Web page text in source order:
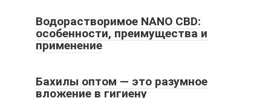
Водорастворимое NANO CBD:
особенности, преимущества и
применение
Бахилы оптом — это разумное
вложение в гигиену